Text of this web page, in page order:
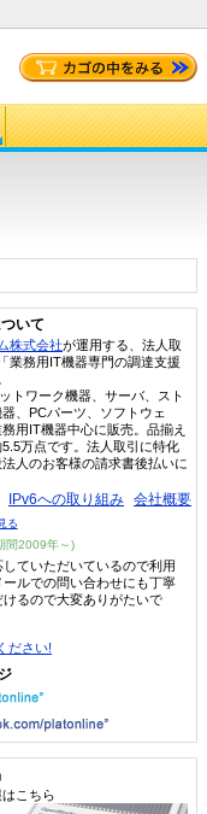
いて
株式会社が運用する、法人取
業務用IT機器専門の調達支援
トワーク機器、サーバ、スト
、PCパーツ、ソフトウェ
用IT機器中心に販売。品揃え
万点です。法人取引に特化
人のお客様の請求書後払いに
IPv6への取り組み 会社概要
る
間2009年～)
ていただいているので利用
ールでの問い合わせにも丁寧
るので大変ありがたいで
ださい!
こちら